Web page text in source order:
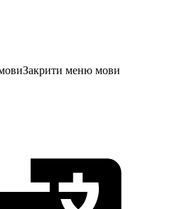
Закрити меню мови